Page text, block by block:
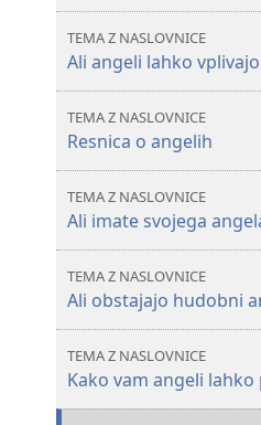
–
bi
nas
TEMA Z NASLOVNICE
Ali angeli lahko
TEMA Z NASLOVNICE
Resnica o angelih
TEMA Z NASLOVNICE
Ali imate svojega
TEMA Z NASLOVNICE
Ali obstajajo hudobni
TEMA Z NASLOVNICE
Kako vam angeli